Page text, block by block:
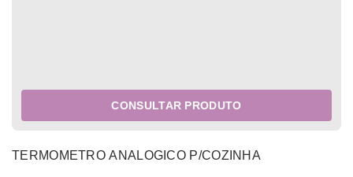
CONSULTAR PRODUTO
TERMOMETRO ANALOGICO P/COZINHA